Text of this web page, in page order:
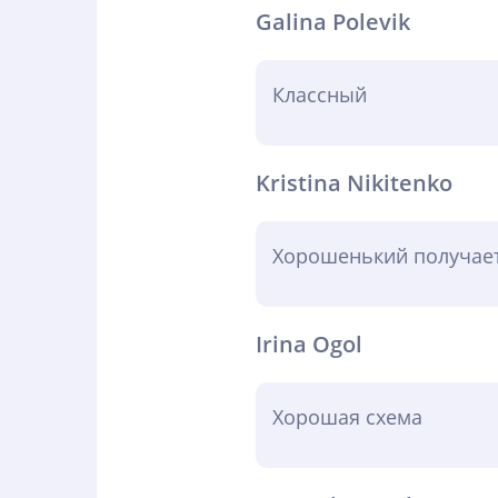
Galina Polevik
Классный
Kristina Nikitenko
Хорошенький
Irina Ogol
Хорошая схема